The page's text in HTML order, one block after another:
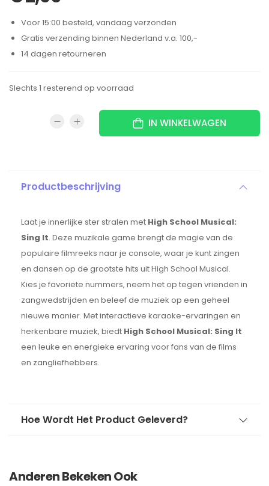
Voor 15:00 besteld, vandaag verzonden
Gratis verzending binnen Nederland v.a. 100,-
14 dagen retourneren
Slechts 1 resterend op voorraad
IN WINKELWAGEN
Productbeschrijving
Laat je innerlijke ster stralen met High School Musical:
Sing It. Deze muzikale game brengt de magie van de
populaire filmreeks naar je console, waar je kunt zingen
en dansen op de grootste hits uit High School Musical.
Kies je favoriete nummers, neem het op tegen vrienden in
zangwedstrijden en beleef de muziek op een geheel
nieuwe manier. Met interactieve karaoke-ervaringen en
herkenbare muziek, biedt High School Musical: Sing It
een leuke en energieke ervaring voor fans van de films
en zangliefhebbers.
Hoe Wordt Het Product Geleverd?
Anderen Bekeken Ook